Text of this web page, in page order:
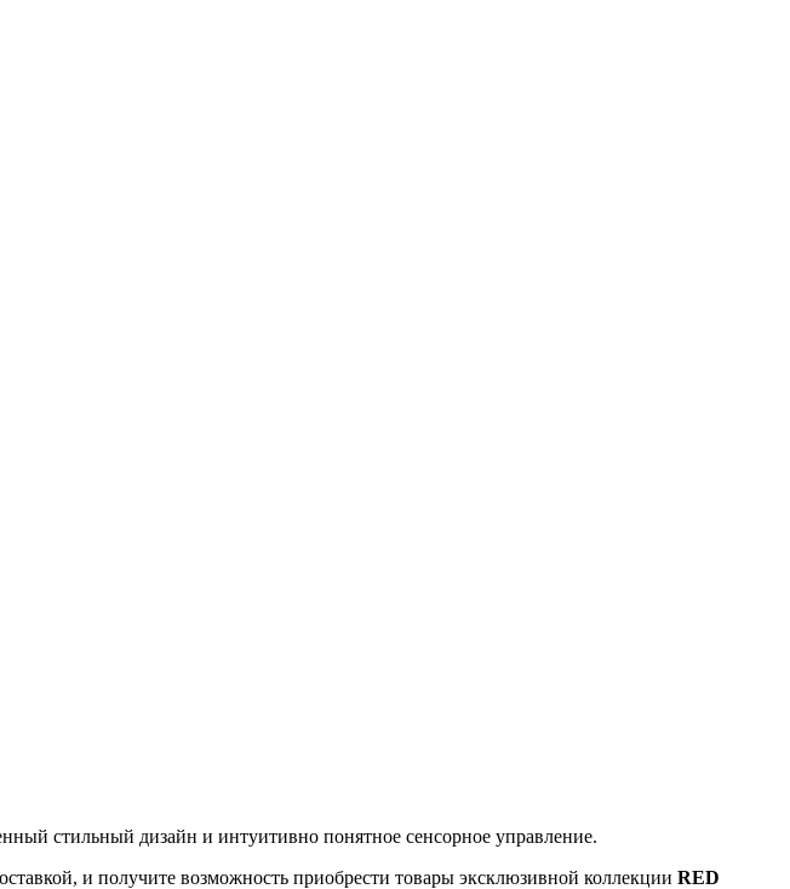
стильный дизайн и интуитивно понятное сенсорное управление.
и получите возможность приобрести товары эксклюзивной коллекции RED